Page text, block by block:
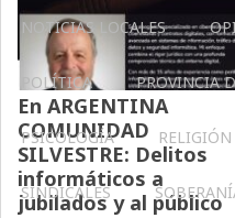
NOTICIAS LOCALES
POLÍTICA PROVINCIA
PSICOLOGÍA RELIGIÓN
SINDICALES
En ARGENTINA
COMUNIDAD
SILVESTRE: Delitos
informáticos a
jubilados y al público